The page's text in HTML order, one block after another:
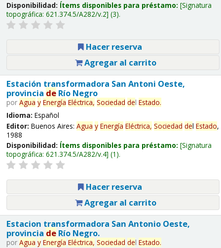
Disponibilidad: Ítems disponibles para préstamo: Signatura
topográfica: 621.374.5/A282/v.2 (3).
Hacer reserva
Agregar al carrito
Estación transformadora San Antoni Oeste,
provincia deRío Negro
por Agua y Energía Eléctrica, Sociedad del Estado.
Idioma: Español
Editor: Buenos Aires: Agua y Energía Eléctrica, Sociedad del Estado,
1988
Disponibilidad: Ítems disponibles para préstamo: Signatura
topográfica: 621.374.5/A282/v.4 (1).
Hacer reserva
Agregar al carrito
Estacion transformadora San Antonio Oeste,
provincia deRío Negro.
por Agua y Energía Eléctrica, Sociedad del Estado.